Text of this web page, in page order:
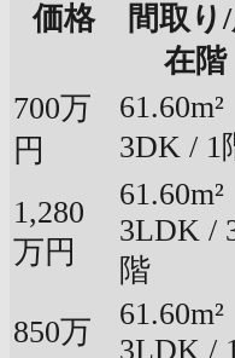
価格
間取り
在階
700万
円
61.60m²
3DK / 1
1,280
万円
61.60m²
3LDK /
階
850万
61.60m²
3LDK / 1